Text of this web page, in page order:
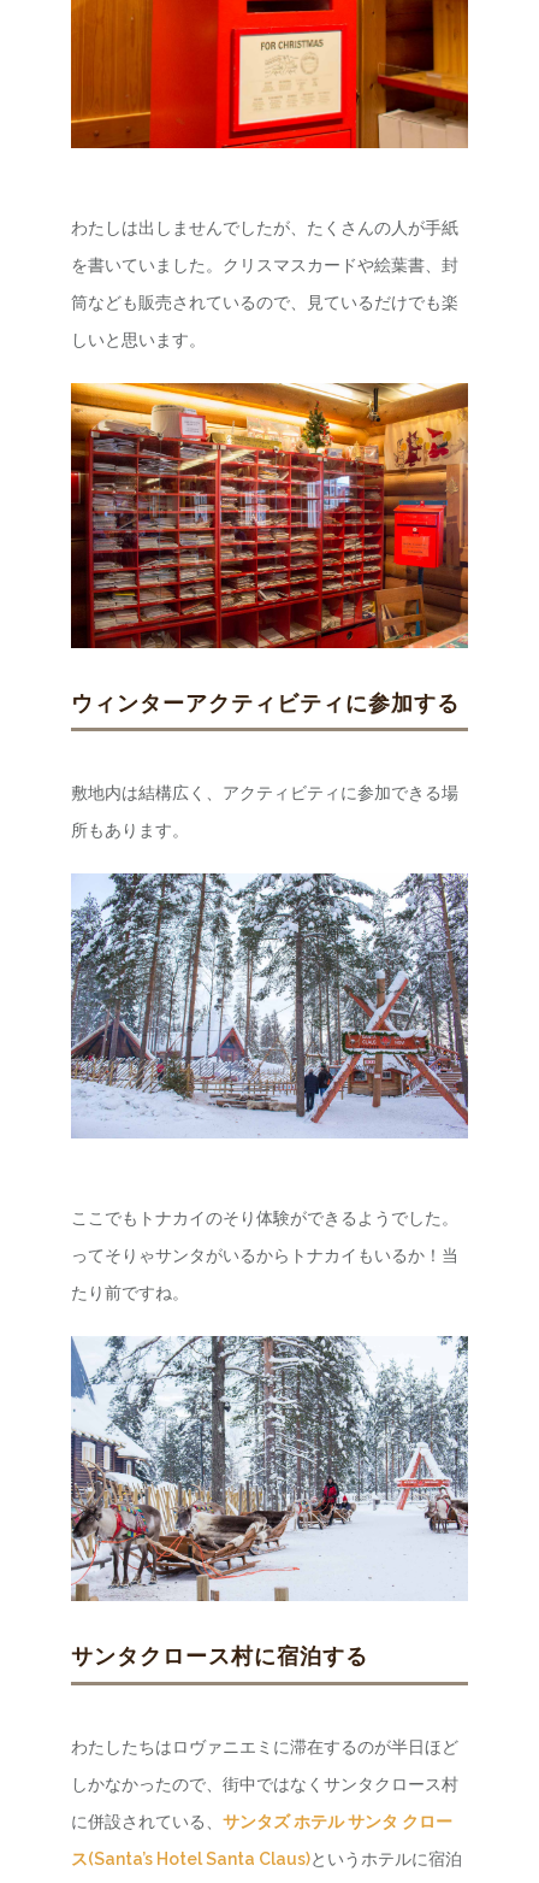
わたしは出しませんでしたが、たくさんの人が手紙
を書いていました。クリスマスカードや絵葉書、封
筒なども販売されているので、見ているだけでも楽
しいと思います。
ウィンターアクティビティに参加する
敷地内は結構広く、アクティビティに参加できる場
所もあります。
ここでもトナカイのそり体験ができるようでした。
ってそりゃサンタがいるからトナカイもいるか！当
たり前ですね。
サンタクロース村に宿泊する
わたしたちはロヴァニエミに滞在するのが半日ほど
しかなかったので、街中ではなくサンタクロース村
に併設されている、 サンタズ ホテル サンタ クロー
ス(Santa’s Hotel Santa Claus)というホテルに宿泊